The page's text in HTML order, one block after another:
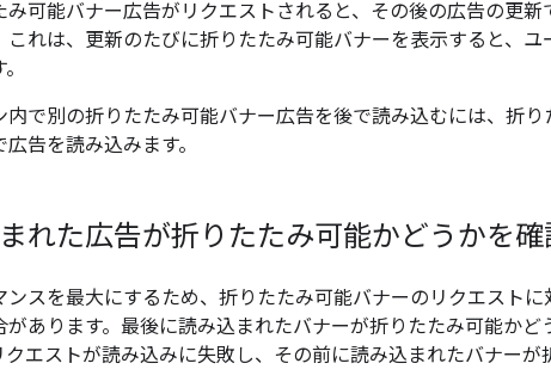
み可能バナー広告がリクエストされると、その後の広告の更
これは、更新のたびに折りたたみ可能バナーを表示すると、
内で別の折りたたみ可能バナー広告を後で読み込むには、折
広告を読み込みます。
まれた広告が折りたたみ可能かどうかを確
ンスを最大にするため、折りたたみ可能バナーのリクエスト
があります。最後に読み込まれたバナーが折りたたみ可能かど
クエストが読み込みに失敗し、その前に読み込まれたバナー